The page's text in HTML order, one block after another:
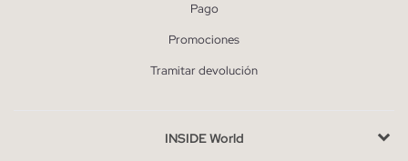
Pago
Promociones
Tramitar devolución
INSIDE World